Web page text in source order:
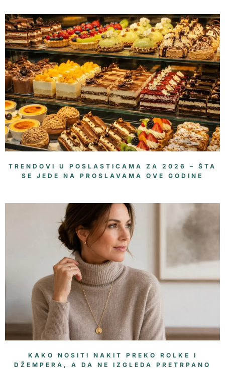
TRENDOVI U POSLASTICAMA ZA 2026 – ŠTA
SE JEDE NA PROSLAVAMA OVE GODINE
KAKO NOSITI NAKIT PREKO ROLKE I
DŽEMPERA, A DA NE IZGLEDA PRETRPANO